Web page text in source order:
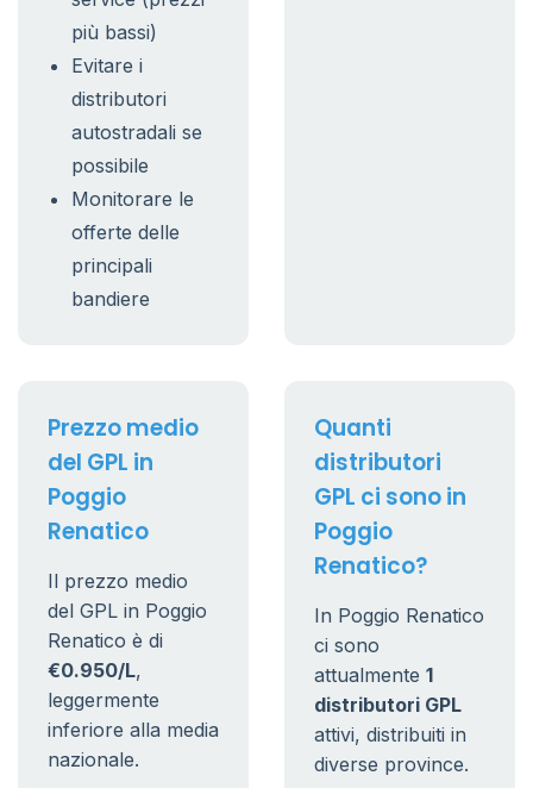
più bassi)
Evitare i
distributori
autostradali se
possibile
Monitorare le
offerte delle
principali
bandiere
Prezzo medio
del GPL in
Poggio
Renatico
Il prezzo medio
del GPL in Poggio
Renatico è di
€0.950/L,
leggermente
inferiore alla media
nazionale.
Quanti
distributori
GPL ci sono in
Poggio
Renatico?
In Poggio Renatico
ci sono
attualmente 1
distributori GPL
attivi, distribuiti in
diverse province.